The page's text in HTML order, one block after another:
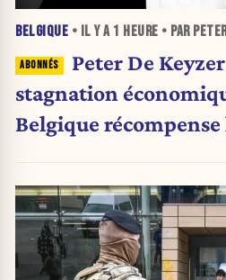
BELGIQUE • IL Y A 1 HEURE • PAR
Peter De
stagnation
Belgique